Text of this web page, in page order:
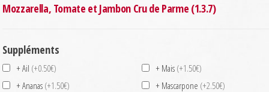
Mozzarella, Tomate et Jambon Cru de Parme (1.3.7)
Suppléments
+ Ail (+0.50€)
+ Ananas (+1.50€)
+ Mais (+1.50€)
+ Mascarpone (+2.50€)